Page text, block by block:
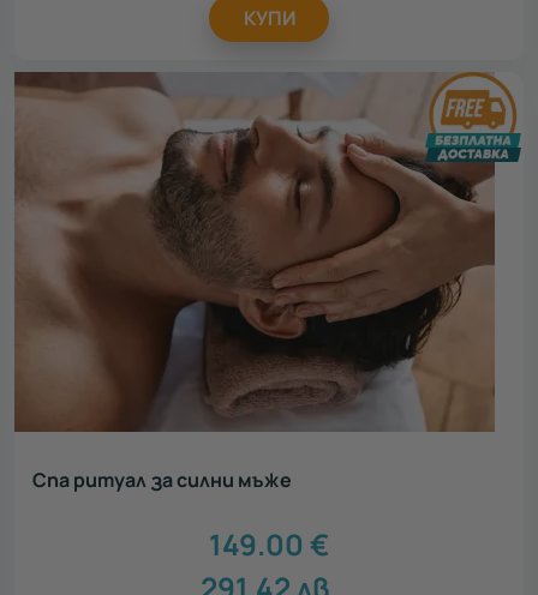
КУПИ
Спа ритуал за силни мъже
149.00 €
291.42 лв.